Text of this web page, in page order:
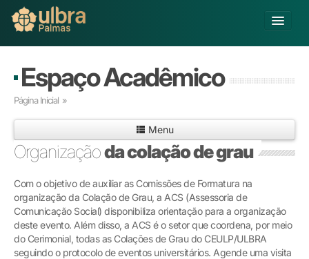
Buscar
Matricule-se
Educação Básica
Graduação
Pós-graduação
Educação a Distância
Pesquisa
Extensão
Espaço Acadêmico
Página Inicial »
Menu
Organizaçãoda colação de grau
Com o objetivo de auxiliar as Comissões de Formatura na
organização da Colação de Grau, a ACS (Assessoria de
Comunicação Social) disponibiliza orientação para a organização
deste evento. Além disso, a ACS é o setor que coordena, por meio
do Cerimonial, todas as Colações de Grau do CEULP/ULBRA
seguindo o protocolo de eventos universitários. Agende uma visita